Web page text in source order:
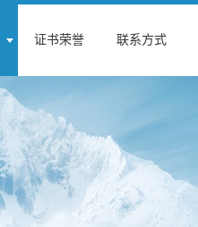
证书荣誉 联系方式